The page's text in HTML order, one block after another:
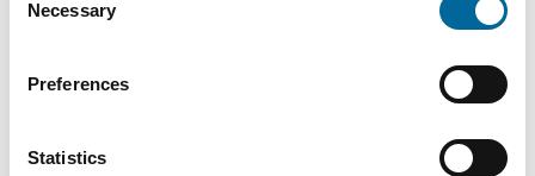
Selection
Necessary
Preferences
Statistics
+47 977 19 129